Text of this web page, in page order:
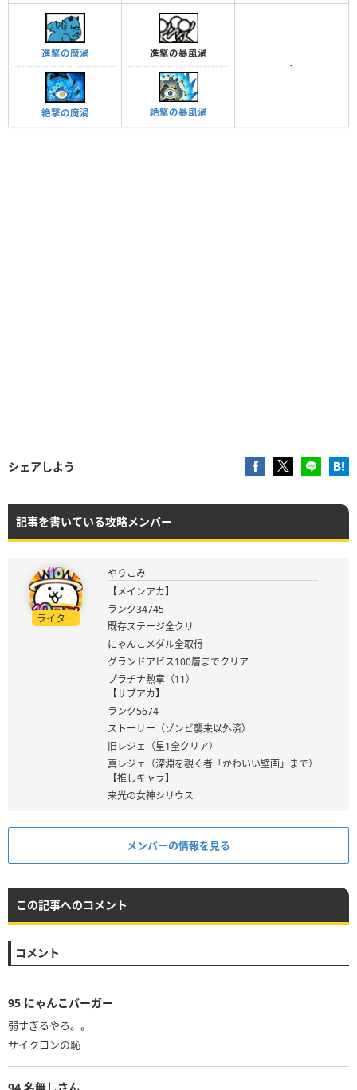
進撃の魔渦
絶撃の魔渦
進撃の暴風渦
絶撃の暴風渦
-
シェアしよう
記事を書いている攻略メンバー
ライター
やりこみ
【メインアカ】
ランク34745
既存ステージ全クリ
にゃんこメダル全取得
グランドアビス100層までクリア
プラチナ勲章（11）
【サブアカ】
ランク5674
ストーリー（ゾンビ襲来以外済）
旧レジェ（星1全クリア）
真レジェ（深淵を覗く者「かわいい壁画」まで）
【推しキャラ】
来光の女神シリウス
メンバーの情報を見る
この記事へのコメント
コメント
95 にゃんこバーガー
弱すぎるやろ。。
サイクロンの恥